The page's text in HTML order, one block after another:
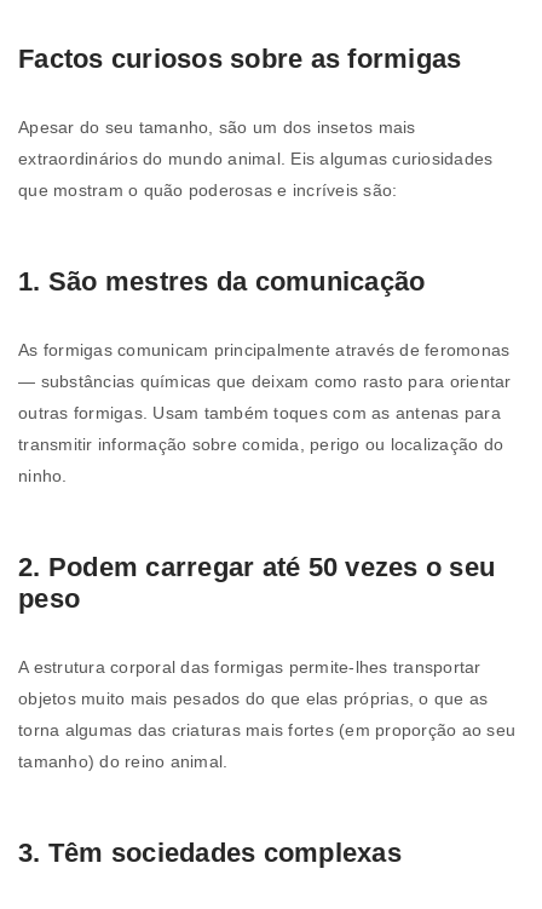
Factos curiosos sobre as formigas
Apesar do seu tamanho, são um dos insetos mais
extraordinários do mundo animal. Eis algumas curiosidades
que mostram o quão poderosas e incríveis são:
1. São mestres da comunicação
As formigas comunicam principalmente através de feromonas
— substâncias químicas que deixam como rasto para orientar
outras formigas. Usam também toques com as antenas para
transmitir informação sobre comida, perigo ou localização do
ninho.
2. Podem carregar até 50 vezes o seu
peso
A estrutura corporal das formigas permite-lhes transportar
objetos muito mais pesados do que elas próprias, o que as
torna algumas das criaturas mais fortes (em proporção ao seu
tamanho) do reino animal.
3. Têm sociedades complexas